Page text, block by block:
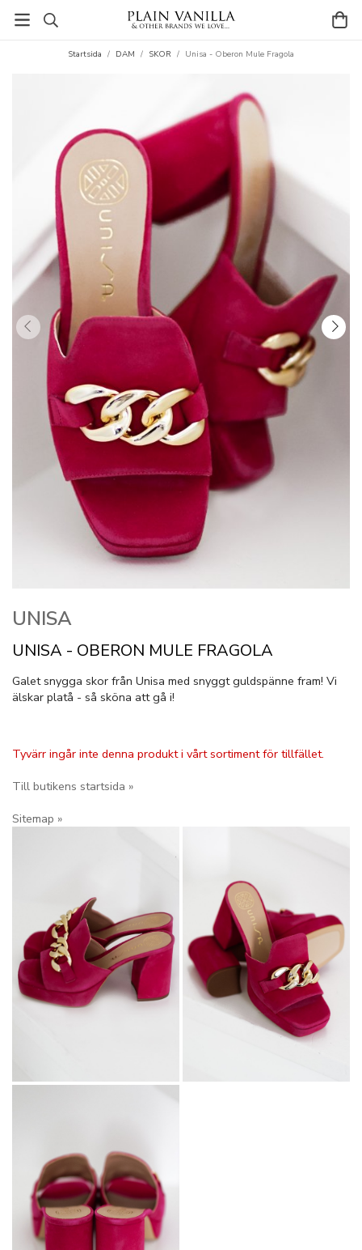
Startsida / DAM / SKOR / Unisa - Oberon Mule Fragola
UNISA
UNISA - OBERON MULE FRAGOLA
Galet snygga skor från Unisa med snyggt guldspänne fram! Vi
älskar platå - så sköna att gå i!
Tyvärr ingår inte denna produkt i vårt sortiment för tillfället.
Till butikens startsida »
Sitemap »